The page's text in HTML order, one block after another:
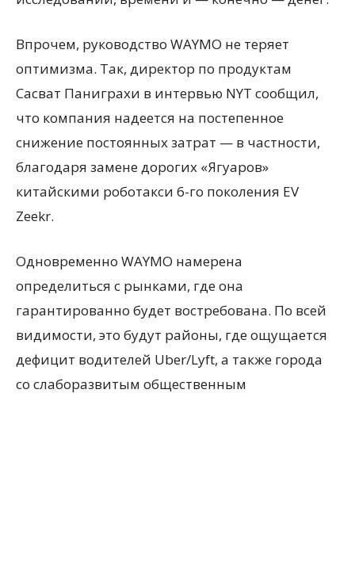
Впрочем, руководство WAYMO не теряет
оптимизма. Так, директор по продуктам
Сасват Паниграхи в интервью NYT сообщил,
что компания надеется на постепенное
снижение постоянных затрат — в частности,
благодаря замене дорогих «Ягуаров»
китайскими роботакси 6-го поколения EV
Zeekr.
Одновременно WAYMO намерена
определиться с рынками, где она
гарантированно будет востребована. По всей
видимости, это будут районы, где ощущается
дефицит водителей Uber/Lyft, а также города
со слаборазвитым общественным